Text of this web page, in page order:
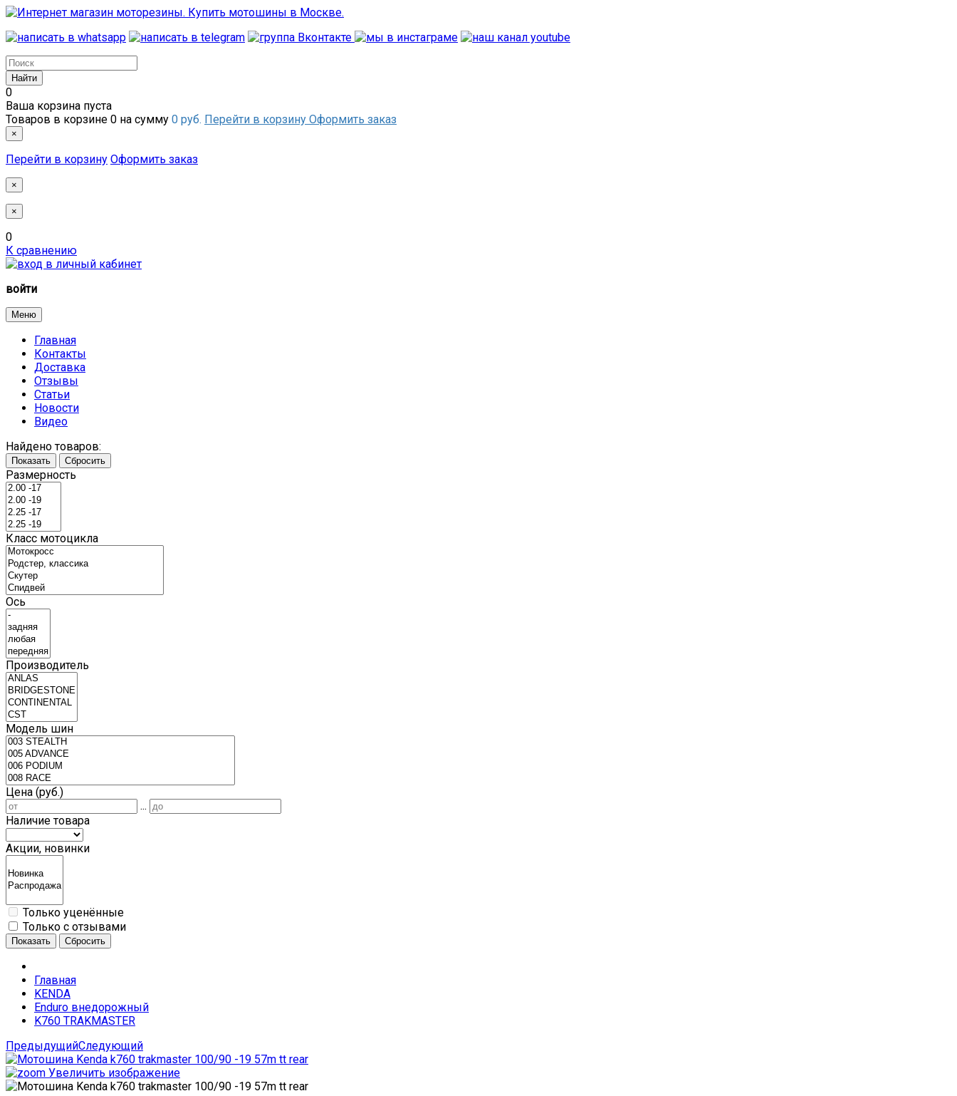
0
Ваша корзина пуста
Товаров в корзине 0 на сумму 0 руб. Перейти в корзину Оформить заказ
×
Перейти в корзину Оформить заказ
×
×
0
К сравнению
войти
Меню
Главная
Контакты
Доставка
Отзывы
Статьи
Новости
Видео
Найдено товаров:
Показать Сбросить
Размерность
Класс мотоцикла
Ось
Производитель
Модель шин
Цена (руб.)
...
Наличие товара
Акции, новинки
Только уценённые
Только с отзывами
Показать Сбросить
Главная
KENDA
Enduro внедорожный
K760 TRAKMASTER
ПредыдущийСледующий
Увеличить изображение